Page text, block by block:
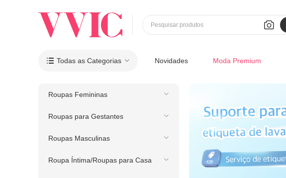

Pesquisar produtos
 Todas as Categorias Novidades Moda Premium
Roupas Femininas
Roupas para Gestantes
Roupas Masculinas
Roupa Íntima/Roupas para Casa